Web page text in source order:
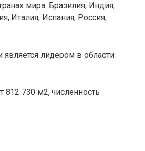
мира: Бразилия, Индия,
Италия, Испания, Россия,
является лидером в области
730 м2, численность